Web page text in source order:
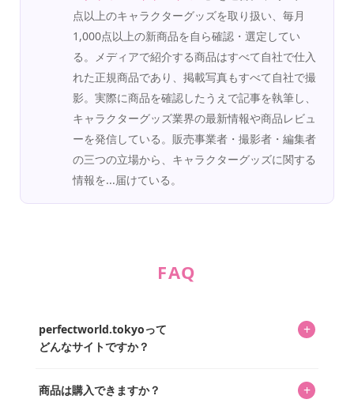
点以上のキャラクターグッズを取り扱い、毎月
1,000点以上の新商品を自ら確認・選定してい
る。メディアで紹介する商品はすべて自社で仕入
れた正規商品であり、掲載写真もすべて自社で撮
影。実際に商品を確認したうえで記事を執筆し、
キャラクターグッズ業界の最新情報や商品レビュ
ーを発信している。販売事業者・撮影者・編集者
の三つの立場から、キャラクターグッズに関する
情報を...届けている。
FAQ
perfectworld.tokyoって
どんなサイトですか？
+
ってもらうニュースサイトです。運営はキャラグッズコレ
商品は購入できますか？ +